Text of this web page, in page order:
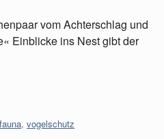
vom Achterschlag und
Einblicke ins Nest gibt der
fauna, vogelschutz